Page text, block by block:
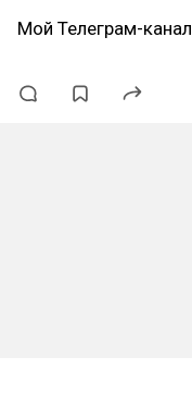
Мой Телеграм-канал